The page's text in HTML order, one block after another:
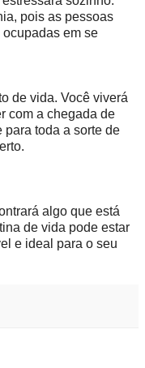
pois as pessoas
em se
de vida. Você viverá
com a chegada de
para toda a sorte de
algo que está
de vida pode estar
e ideal para o seu